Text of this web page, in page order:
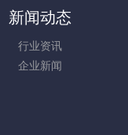
新闻动态
行业资讯
企业新闻